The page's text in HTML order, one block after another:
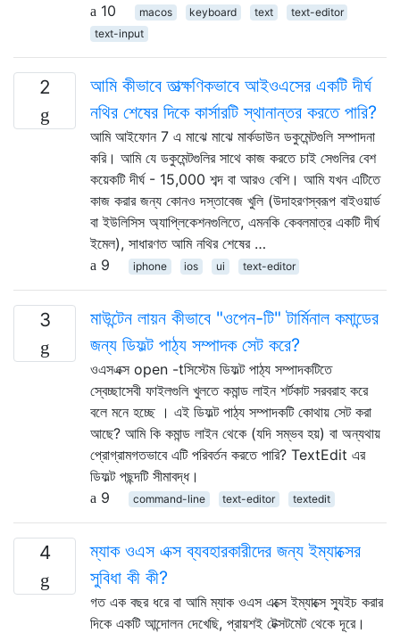
10
macos keyboard text
text-editor
text-input
2
আমি কীভাবে তাত্ক্ষণিকভাবে আইওএসের একটি দীর্ঘ
নথির শেষের দিকে কার্সারটি স্থানান্তর করতে পারি?
আমি আইফোন 7 এ মাঝে মাঝে মার্কডাউন ডকুমেন্টগুলি সম্পাদনা
করি। আমি যে ডকুমেন্টগুলির সাথে কাজ করতে চাই সেগুলির বেশ
কয়েকটি দীর্ঘ - 15,000 শব্দ বা আরও বেশি। আমি যখন এটিতে
কাজ করার জন্য কোনও দস্তাবেজ খুলি (উদাহরণস্বরূপ বাইওয়ার্ড
বা ইউলিসিস অ্যাপ্লিকেশনগুলিতে, এমনকি কেবলমাত্র একটি দীর্ঘ
ইমেল), সাধারণত আমি নথির শেষের …
9
iphone ios ui text-editor
3
মাউন্টেন লায়ন কীভাবে "ওপেন-টি" টার্মিনাল কমান্ডের
জন্য ডিফল্ট পাঠ্য সম্পাদক সেট করে?
ওএসএক্স open -tসিস্টেম ডিফল্ট পাঠ্য সম্পাদকটিতে
স্বেচ্ছাসেবী ফাইলগুলি খুলতে কমান্ড লাইন শর্টকাট সরবরাহ করে
বলে মনে হচ্ছে । এই ডিফল্ট পাঠ্য সম্পাদকটি কোথায় সেট করা
আছে? আমি কি কমান্ড লাইন থেকে (যদি সম্ভব হয়) বা অন্যথায়
প্রোগ্রামগতভাবে এটি পরিবর্তন করতে পারি? TextEdit এর
ডিফল্ট পছন্দটি সীমাবদ্ধ।
9
command-line text-editor textedit
4
ম্যাক ওএস এক্স ব্যবহারকারীদের জন্য ইম্যাক্সের
সুবিধা কী কী?
গত এক বছর ধরে বা আমি ম্যাক ওএস এক্সে ইম্যাক্সে স্যুইচ করার
দিকে একটি আন্দোলন দেখেছি, প্রায়শই টেক্সটমেট থেকে দূরে।